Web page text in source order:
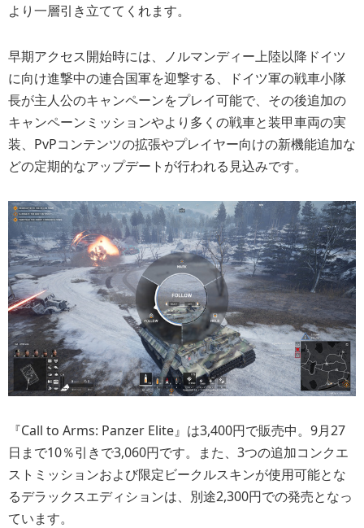
より一層引き立ててくれます。
早期アクセス開始時には、ノルマンディー上陸以降ドイツ
に向け進撃中の連合国軍を迎撃する、ドイツ軍の戦車小隊
長が主人公のキャンペーンをプレイ可能で、その後追加の
キャンペーンミッションやより多くの戦車と装甲車両の実
装、PvPコンテンツの拡張やプレイヤー向けの新機能追加な
どの定期的なアップデートが行われる見込みです。
『Call to Arms: Panzer Elite』は3,400円で販売中。9月27
日まで10％引きで3,060円です。また、3つの追加コンクエ
ストミッションおよび限定ビークルスキンが使用可能とな
るデラックスエディションは、別途2,300円での発売となっ
ています。